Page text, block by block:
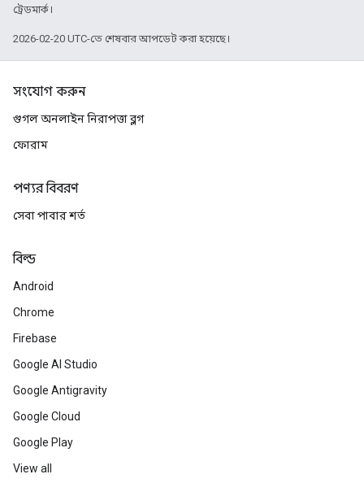
ট্রেডমার্ক।
2026-02-20 UTC-তে শেষবার আপডেট করা হয়েছে।
সংযোগ করুন
গুগল অনলাইন নিরাপত্তা ব্লগ
ফোরাম
পণ্যর বিবরণ
সেবা পাবার শর্ত
বিল্ড
Android
Chrome
Firebase
Google AI Studio
Google Antigravity
Google Cloud
Google Play
View all